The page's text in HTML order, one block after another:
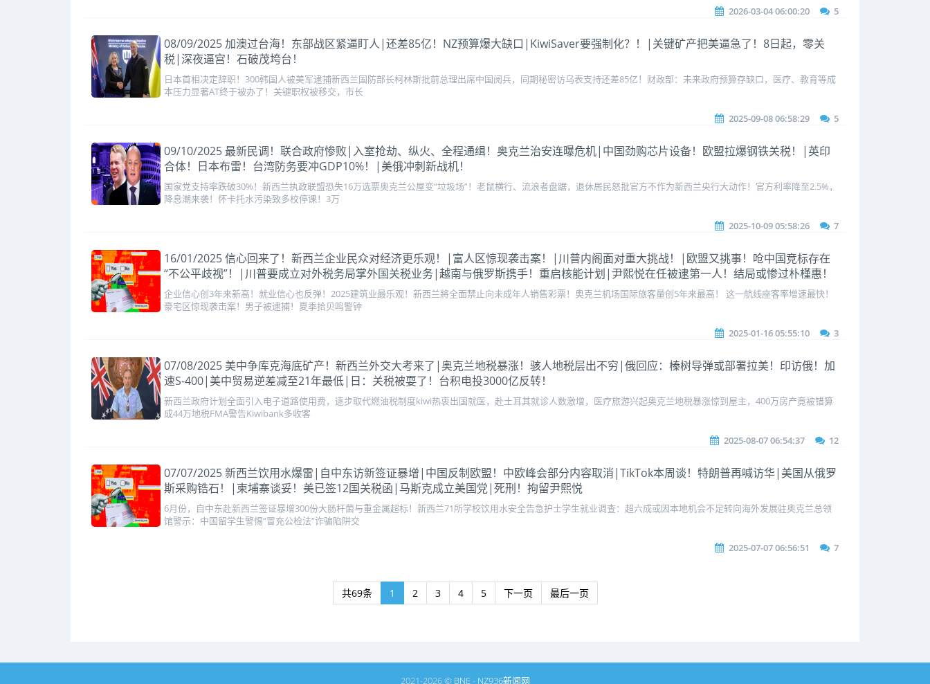
2026-03-04 06:00:20 5
08/09/2025 加澳过台海！东部战区紧逼盯人|还差85亿！NZ预算爆大缺口|KiwiSaver要强制化？！|关键矿产把美逼急了！8日起，零关
税|深夜逼宫！石破茂垮台！
日本首相决定辞职！300韩国人被美军逮捕新西兰国防部长柯林斯批前总理出席中国阅兵，同期秘密访乌表支持还差85亿！财政部：未来政府预算存缺口，医疗、教育等成
本压力显著AT终于被办了！关键职权被移交，市长
2025-09-08 06:58:29 5
09/10/2025 最新民调！联合政府惨败|入室抢劫、纵火、全程通缉！奥克兰治安连曝危机|中国劲购芯片设备！欧盟拉爆钢铁关税！|英印
合体！日本布雷！台湾防务要冲GDP10%！|美俄冲刺新战机！
国家党支持率跌破30%！新西兰执政联盟恐失16万选票奥克兰公屋变“垃圾场”！老鼠横行、流浪者盘踞，退休居民怒批官方不作为新西兰央行大动作！官方利率降至2.5%，
降息潮来袭！怀卡托水污染致多校停课！3万
2025-10-09 05:58:26 7
16/01/2025 信心回来了！新西兰企业民众对经济更乐观！|富人区惊现袭击案！|川普内阁面对重大挑战！|欧盟又挑事！呛中国竞标存在
“不公平歧视”！|川普要成立对外税务局掌外国关税业务|越南与俄罗斯携手！重启核能计划|尹熙悦在任被逮第一人！结局或惨过朴槿惠！
企业信心创3年来新高！就业信心也反弹！2025建筑业最乐观！新西兰將全面禁止向未成年人销售彩票！奥克兰机场国际旅客量创5年来最高！ 这一航线座客率增速最快！
豪宅区惊现袭击案！男子被逮捕！夏季拾贝鸣警钟
2025-01-16 05:55:10 3
07/08/2025 美中争库克海底矿产！新西兰外交大考来了|奥克兰地税暴涨！骇人地税层出不穷|俄回应：榛树导弹或部署拉美！印访俄！加
速S-400|美中贸易逆差减至21年最低|日：关税被耍了！台积电投3000亿反转！
新西兰政府计划全面引入电子道路使用费，逐步取代燃油税制度kiwi热衷出国就医，赴土耳其就诊人数激增，医疗旅游兴起奥克兰地税暴涨惊到屋主，400万房产竟被错算
成44万地税FMA警告Kiwibank多收客
2025-08-07 06:54:37 12
07/07/2025 新西兰饮用水爆雷|自中东访新签证暴增|中国反制欧盟！中欧峰会部分内容取消|TikTok本周谈！特朗普再喊访华|美国从俄罗
斯采购锆石！|柬埔寨谈妥！美已签12国关税函|马斯克成立美国党|死刑！拘留尹熙悦
6月份，自中东赴新西兰签证暴增300份大肠杆菌与重金属超标！新西兰71所学校饮用水安全告急护士学生就业调查：超六成或因本地机会不足转向海外发展驻奥克兰总领
馆警示：中国留学生警惕“冒充公检法”诈骗陷阱交
2025-07-07 06:56:51 7
共69条 1 2 3 4 5 下一页 最后一页
2021-2026 © BNE- NZ936新闻网